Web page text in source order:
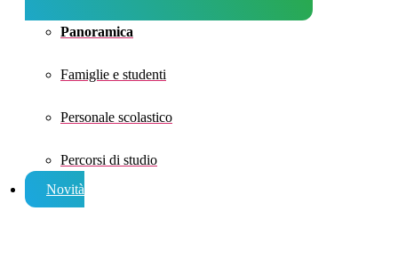
Panoramica
Famiglie e studenti
Personale scolastico
Percorsi di studio
Novità